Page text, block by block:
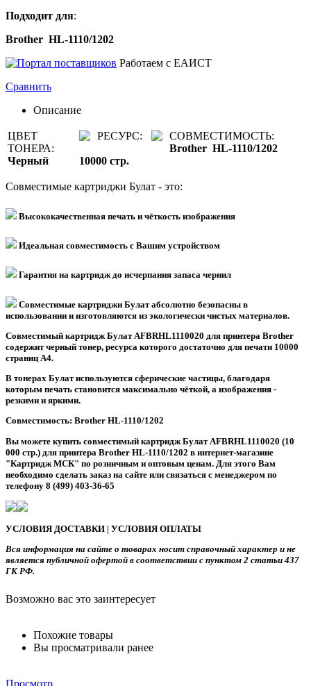
Подходит для:
Brother HL-1110/1202
Работаем с ЕАИСТ
Сравнить
Описание
ЦВЕТ
ТОНЕРА:
Черный
РЕСУРС:
10000 стр.
СОВМЕСТИМОСТЬ:
Brother HL-1110/1202
Совместимые картриджи Булат - это:
Высококачественная печать и чёткость изображения
Идеальная совместимость с Вашим устройством
Гарантия на картридж до исчерпания запаса чернил
Совместимые картриджи Булат абсолютно безопасны в
использовании и изготовляются из экологически чистых материалов.
Совместимый картридж Булат AFBRHL1110020 для принтера Brother
содержит черный тонер, ресурса которого достаточно для печати 10000
страниц А4.
В тонерах Булат используются сферические частицы, благодаря
которым печать становится максимально чёткой, а изображения -
резкими и яркими.
Совместимость: Brother HL-1110/1202
Вы можете купить cовместимый картридж Булат AFBRHL1110020 (10
000 стр.) для принтера Brother HL-1110/1202 в интернет-магазине
"Картридж МСК" по розничным и оптовым ценам. Для этого Вам
необходимо сделать заказ на сайте или связаться с менеджером по
телефону 8 (499) 403-36-65
УСЛОВИЯ ДОСТАВКИ | УСЛОВИЯ ОПЛАТЫ
Вся информация на сайте о товарах носит справочный характер и не
является публичной офертой в соответствии с пунктом 2 статьи 437
ГК РФ.
Возможно вас это заинтересует
Похожие товары
Вы просматривали ранее
Просмотр